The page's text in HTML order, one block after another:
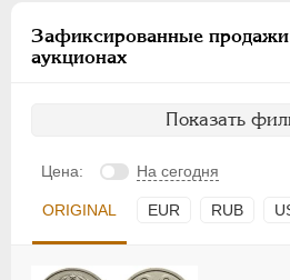
Зафиксированные
аукционах
Показать
Цена: На сегодня
ORIGINAL EUR RUB